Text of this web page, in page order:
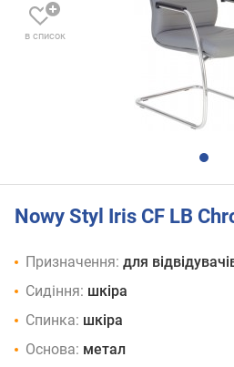
в список
Nowy Styl Iris CF LB
Призначення: для
Сидіння: шкіра
Спинка: шкіра
Основа: метал